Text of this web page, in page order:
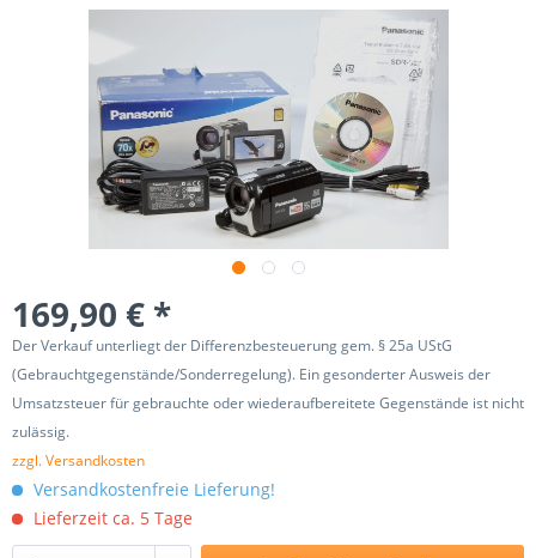
169,90 € *
Der Verkauf unterliegt der Differenzbesteuerung gem. § 25a UStG
(Gebrauchtgegenstände/Sonderregelung). Ein gesonderter Ausweis der
Umsatzsteuer für gebrauchte oder wiederaufbereitete Gegenstände ist nicht
zulässig.
zzgl. Versandkosten
Versandkostenfreie Lieferung!
Lieferzeit ca. 5 Tage